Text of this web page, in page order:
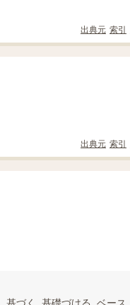
出典元 索引
出典元 索引
基づく 基礎づける ベース